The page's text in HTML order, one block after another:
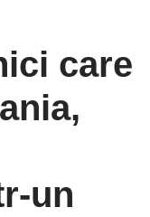
care
un